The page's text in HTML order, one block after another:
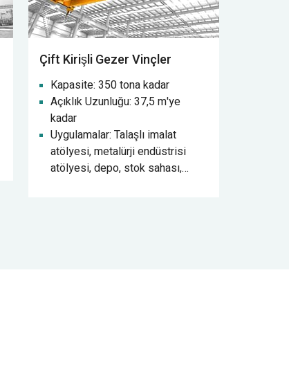
Çift Kirişli Gezer Vinçler
Kapasite: 350 tona kadar
Açıklık Uzunluğu: 37,5 m'ye
kadar
Uygulamalar: Talaşlı imalat
atölyesi, metalürji endüstrisi
atölyesi, depo, stok sahası,